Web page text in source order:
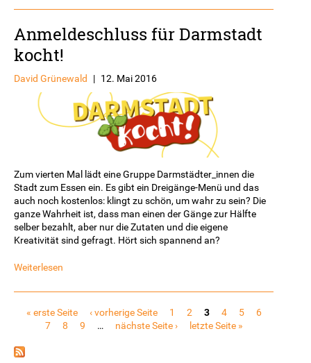
Anmeldeschluss für Darmstadt
kocht!
David Grünewald | 12. Mai 2016
Zum vierten Mal lädt eine Gruppe Darmstädter_innen die
Stadt zum Essen ein. Es gibt ein Dreigänge-Menü und das
auch noch kostenlos: klingt zu schön, um wahr zu sein? Die
ganze Wahrheit ist, dass man einen der Gänge zur Hälfte
selber bezahlt, aber nur die Zutaten und die eigene
Kreativität sind gefragt. Hört sich spannend an?
Weiterlesen
« erste Seite ‹ vorherige Seite 1 2 3 4 5
6
7
8 9 … nächste Seite › letzte Seite »